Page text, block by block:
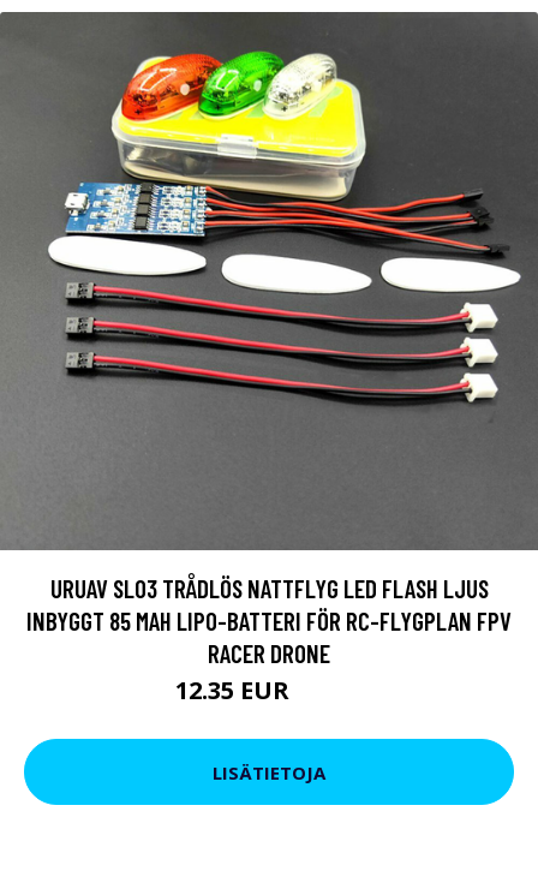
URUAV SL03 TRÅDLÖS NATTFLYG LED FLASH LJUS
INBYGGT 85 MAH LIPO-BATTERI FÖR RC-FLYGPLAN FPV
RACER DRONE
12.35 EUR
LISÄTIETOJA